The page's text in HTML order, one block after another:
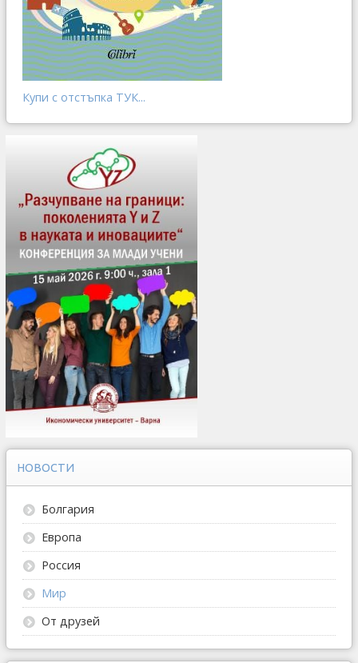
Купи с отстъпка ТУК...
НОВОСТИ
Болгария
Европа
Россия
Мир
От друзей